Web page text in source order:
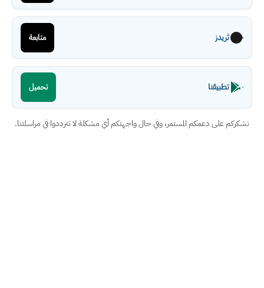
ثريدز متابعة
تطبيقنا تحميل
نشكركم على دعمكم المستمر، وفي حال واجهتكم أي مشكلة لا تترددوا في مراسلتنا.